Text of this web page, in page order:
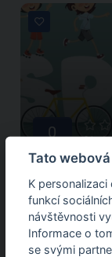
0 0
Kateřina
Tábor (+ 5
Tato
K
funkcí
návštěvnosti
Informace o
se svými